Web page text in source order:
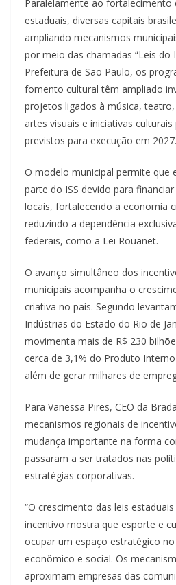
Paralelamente ao fortalecimento
estaduais, diversas capitais
ampliando mecanismos
por meio das chamadas “Leis do
Prefeitura de São Paulo, os
fomento cultural têm ampliado
projetos ligados à música,
artes visuais e iniciativas
previstos para execução em 2027.
O modelo municipal permite que
parte do ISS devido para
locais, fortalecendo a economia
reduzindo a dependência
federais, como a Lei Rouanet.
O avanço simultâneo dos
municipais acompanha o
criativa no país. Segundo
Indústrias do Estado do Rio de
movimenta mais de R$ 230
cerca de 3,1% do Produto
além de gerar milhares de
Para Vanessa Pires, CEO da
mecanismos regionais de
mudança importante na forma
passaram a ser tratados nas
estratégias corporativas.
“O crescimento das leis
incentivo mostra que esporte e
ocupar um espaço estratégico
econômico e social. Os
aproximam empresas das